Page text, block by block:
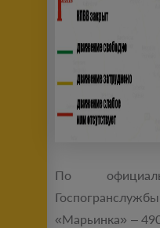
По
«Марьинка» ‒